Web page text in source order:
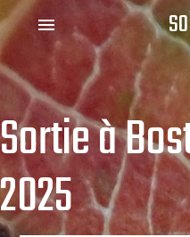
menu
Sortie à
2025